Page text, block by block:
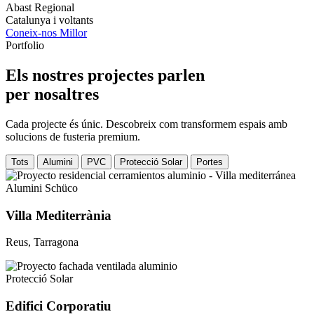
Abast Regional
Catalunya i voltants
Coneix-nos Millor
Portfolio
Els nostres projectes parlen
per nosaltres
Cada projecte és únic. Descobreix com transformem espais amb
solucions de fusteria premium.
Tots Alumini PVC Protecció Solar Portes
Alumini Schüco
Villa Mediterrània
Reus, Tarragona
Protecció Solar
Edifici Corporatiu